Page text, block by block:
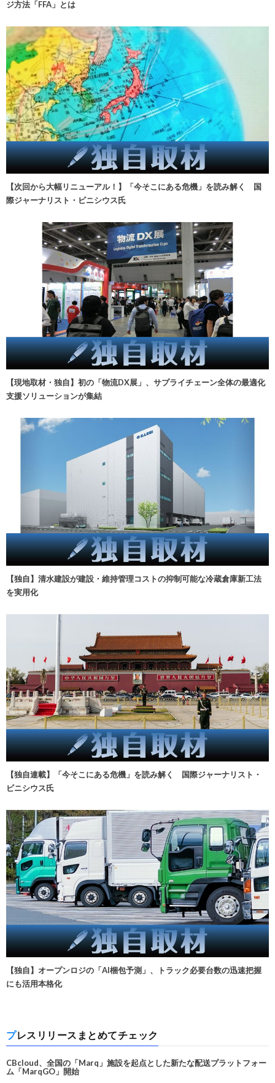
ジ方法「FFA」とは
【次回から大幅リニューアル！】「今そこにある危機」を読み解く 国
際ジャーナリスト・ビニシウス氏
【現地取材・独自】初の「物流DX展」、サプライチェーン全体の最適化
支援ソリューションが集結
【独自】清水建設が建設・維持管理コストの抑制可能な冷蔵倉庫新工法
を実用化
【独自連載】「今そこにある危機」を読み解く 国際ジャーナリスト・
ビニシウス氏
【独自】オープンロジの「AI梱包予測」、トラック必要台数の迅速把握
にも活用本格化
プレスリリースまとめてチェック
CBcloud、全国の「Marq」施設を起点とした新たな配送プラットフォー
ム「MarqGO」開始